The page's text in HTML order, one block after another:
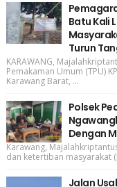
Batu Kali
Turun
KARAWANG,
Pemakaman Umum (TPU)
Karawang Barat, ...
Polsek
Dengan
Karawang,
dan ketertiban masyarakat
Jalan